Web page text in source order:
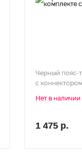
Черный пояс-
с коннектором
Нет в наличии
1 475 р.